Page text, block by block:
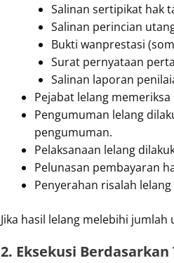
Salinan sertipikat hak
Salinan perincian
Bukti wanprestasi
Surat pernyataan
Salinan laporan
Pejabat lelang
Pengumuman lelang
pengumuman.
Pelaksanaan lelang
Pelunasan pembayaran
Penyerahan risalah
Jika hasil lelang melebihi
2. Eksekusi